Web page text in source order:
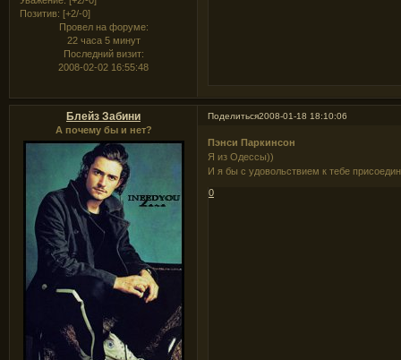
Позитив: [+2/-0]
Провел на форуме:
22 часа 5 минут
Последний визит:
2008-02-02 16:55:48
Поделиться2008-01-18 18:10:06
Блейз Забини
А почему бы и нет?
Пэнси Паркинсон
Я из Одессы))
И я бы с удовольствием к тебе
0